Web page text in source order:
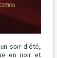
soir d'été,
en noir et